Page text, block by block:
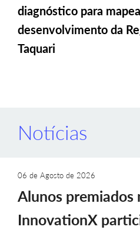
diagnóstico para
desenvolvimento da
Taquari
Notícias
06 de Agosto de 2026
Alunos premiados
InnovationX